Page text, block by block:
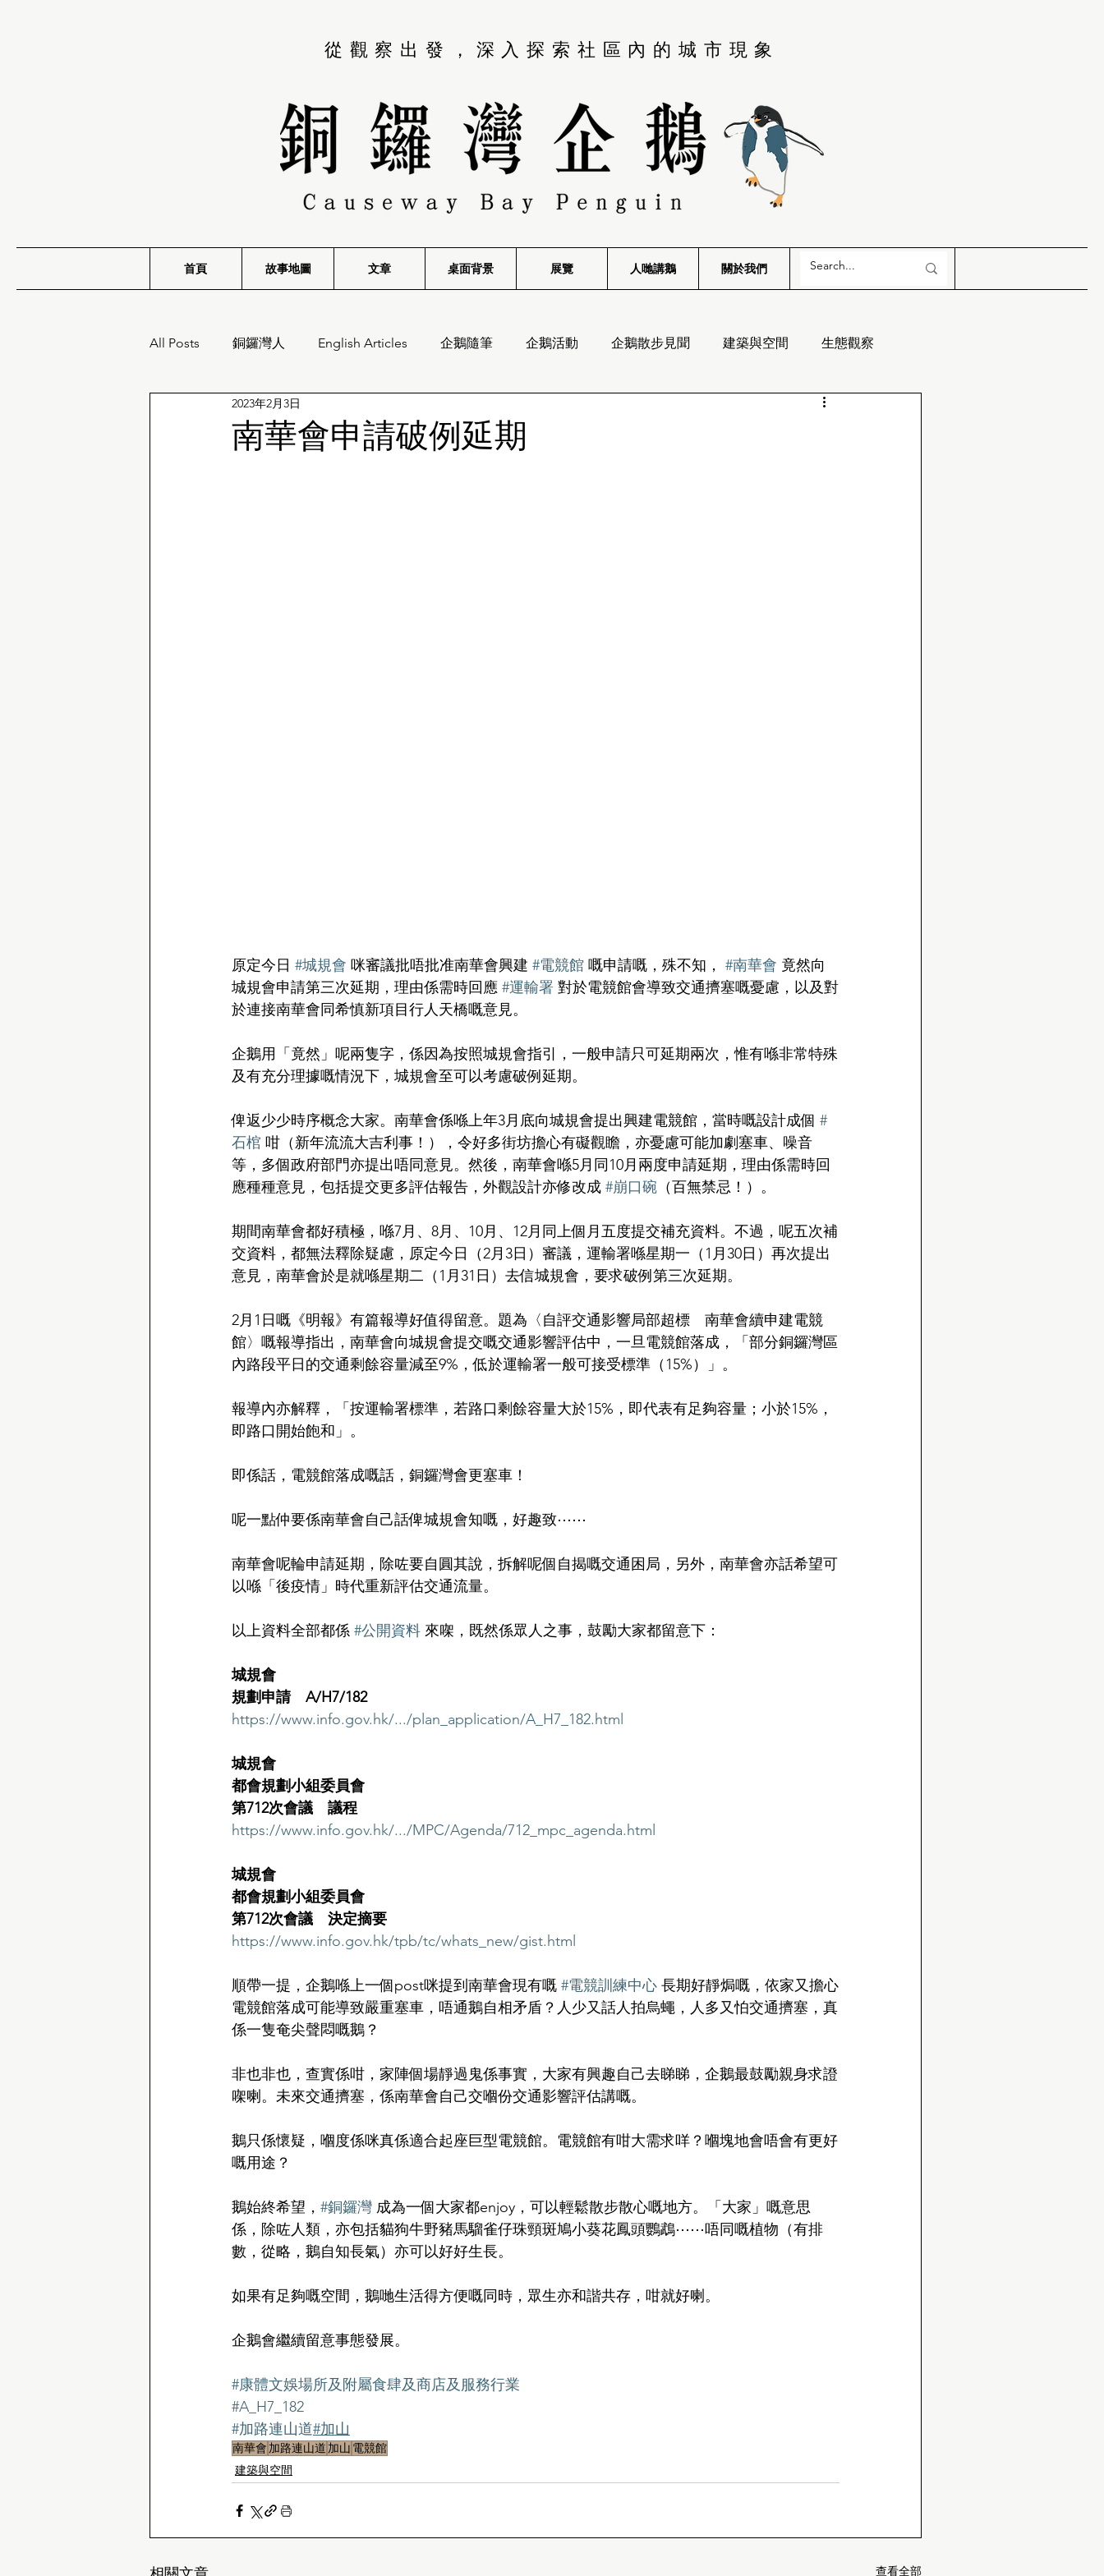
從觀察出發，深入探索社區內的城市現象
首頁 故事地圖 文章 桌面背景 展覽 ​人哋講鵝 關於我們
All Posts 銅鑼灣人 English Articles 企鵝隨筆 企鵝活動 企鵝散步見聞 建築與空間 生態觀察
企鵝冷知識
南華會申請破例延期
2023年2月3日
原定今日 #城規會 咪審議批唔批准南華會興建 #電競館 嘅申請嘅，殊不知， #南華會 竟然向
城規會申請第三次延期，理由係需時回應 #運輸署 對於電競館會導致交通擠塞嘅憂慮，以及對
於連接南華會同希慎新項目行人天橋嘅意見。
企鵝用「竟然」呢兩隻字，係因為按照城規會指引，一般申請只可延期兩次，惟有喺非常特殊
及有充分理據嘅情況下，城規會至可以考慮破例延期。
俾返少少時序概念大家。南華會係喺上年3月底向城規會提出興建電競館，當時嘅設計成個 #
石棺 咁（新年流流大吉利事！），令好多街坊擔心有礙觀瞻，亦憂慮可能加劇塞車、噪音
等，多個政府部門亦提出唔同意見。然後，南華會喺5月同10月兩度申請延期，理由係需時回
應種種意見，包括提交更多評估報告，外觀設計亦修改成 #崩口碗 （百無禁忌！）。
期間南華會都好積極，喺7月、8月、10月、12月同上個月五度提交補充資料。不過，呢五次補
交資料，都無法釋除疑慮，原定今日（2月3日）審議，運輸署喺星期一（1月30日）再次提出
意見，南華會於是就喺星期二（1月31日）去信城規會，要求破例第三次延期。
2月1日嘅《明報》有篇報導好值得留意。題為〈自評交通影響局部超標　南華會續申建電競
館〉嘅報導指出，南華會向城規會提交嘅交通影響評估中，一旦電競館落成，「部分銅鑼灣區
內路段平日的交通剩餘容量減至9%，低於運輸署一般可接受標準（15%）」。
報導內亦解釋，「按運輸署標準，若路口剩餘容量大於15%，即代表有足夠容量；小於15%，
即路口開始飽和」。
即係話，電競館落成嘅話，銅鑼灣會更塞車！
呢一點仲要係南華會自己話俾城規會知嘅，好趣致⋯⋯
南華會呢輪申請延期，除咗要自圓其說，拆解呢個自揭嘅交通困局，另外，南華會亦話希望可
以喺「後疫情」時代重新評估交通流量。
以上資料全部都係 #公開資料 來㗎，既然係眾人之事，鼓勵大家都留意下：
城規會
規劃申請　A/H7/182
https://www.info.gov.hk/.../plan_application/A_H7_182.html
城規會
都會規劃小組委員會
第712次會議　議程
https://www.info.gov.hk/.../MPC/Agenda/712_mpc_agenda.html
城規會
都會規劃小組委員會
第712次會議　決定摘要
https://www.info.gov.hk/tpb/tc/whats_new/gist.html
順帶一提，企鵝喺上一個post咪提到南華會現有嘅 #電競訓練中心 長期好靜焗嘅，依家又擔心
電競館落成可能導致嚴重塞車，唔通鵝自相矛盾？人少又話人拍烏蠅，人多又怕交通擠塞，真
係一隻奄尖聲悶嘅鵝？
非也非也，查實係咁，家陣個場靜過鬼係事實，大家有興趣自己去睇睇，企鵝最鼓勵親身求證
㗎喇。未來交通擠塞，係南華會自己交嗰份交通影響評估講嘅。
鵝只係懷疑，嗰度係咪真係適合起座巨型電競館。電競館有咁大需求咩？嗰塊地會唔會有更好
嘅用途？
鵝始終希望， #銅鑼灣 成為一個大家都enjoy，可以輕鬆散步散心嘅地方。「大家」嘅意思
係，除咗人類，亦包括貓狗牛野豬馬騮雀仔珠頸斑鳩小葵花鳳頭鸚鵡⋯⋯唔同嘅植物（有排
數，從略，鵝自知長氣）亦可以好好生長。
如果有足夠嘅空間，鵝哋生活得方便嘅同時，眾生亦和諧共存，咁就好喇。
企鵝會繼續留意事態發展。
#康體文娛場所及附屬食肆及商店及服務行業
#A_H7_182
#加路連山道#加山
南華會 加路連山道 加山 電競館
建築與空間
查看全部